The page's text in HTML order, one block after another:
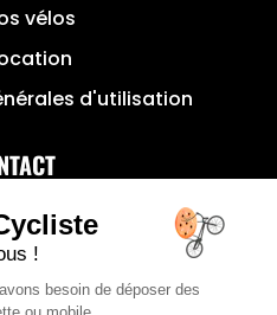
vélos
d'utilisation
Raynal,
Cusset
98 66 22
!
besoin de déposer des
ou mobile.